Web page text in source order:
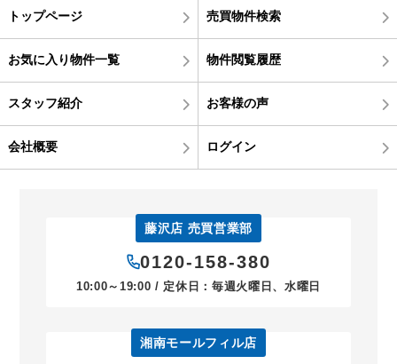
トップページ 売買物件検索
お気に入り物件一覧 物件閲覧履歴
スタッフ紹介 お客様の声
会社概要 ログイン
藤沢店 売買営業部
0120-158-380
10:00～19:00 / 定休日：毎週火曜日、水曜日
湘南モールフィル店